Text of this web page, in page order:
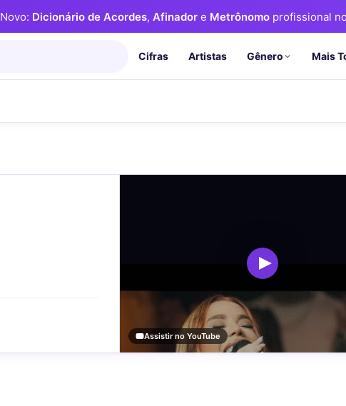
Novo: Dicionário de Acordes, Afinadore Metrônomoprofissional
Cifras Artistas Gênero Mais
Assistir no YouTube